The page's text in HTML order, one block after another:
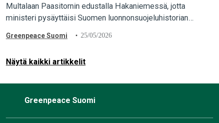
Multalaan Paasitornin edustalla Hakaniemessä, jotta
ministeri pysäyttäisi Suomen luonnonsuojeluhistorian
metsätalousministeriön valmistelema törkeä vedätys täytyy
Greenpeace Suomi 25/05/2026
Näytä kaikki artikkelit
Greenpeace Suomi